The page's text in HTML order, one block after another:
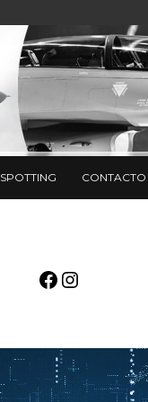
SPOTTING CONTACTO
Facebook
Instagram